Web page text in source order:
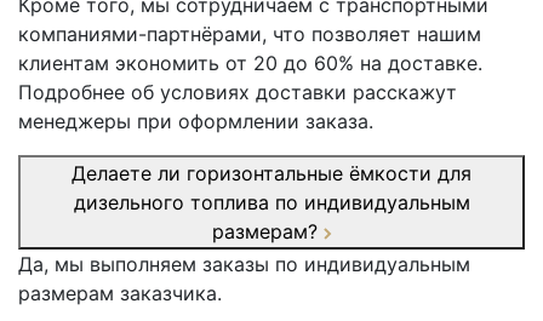
Кроме того, мы сотрудничаем с транспортными
компаниями-партнёрами, что позволяет нашим
клиентам экономить от 20 до 60% на доставке.
Подробнее об условиях доставки расскажут
менеджеры при оформлении заказа.
Делаете ли горизонтальные ёмкости для
дизельного топлива по индивидуальным
размерам?
Да, мы выполняем заказы по индивидуальным
размерам заказчика.